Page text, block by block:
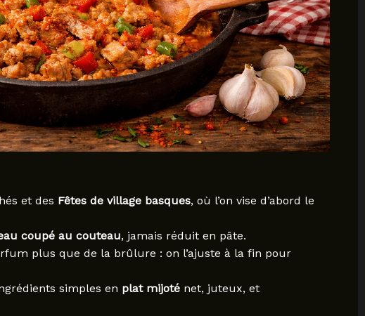
et des Fêtes de village basques, où l’on vise d’abord le
coupé au couteau, jamais réduit en pâte.
plus que de la brûlure : on l’ajuste à la fin pour
simples en plat mijoténet, juteux, et